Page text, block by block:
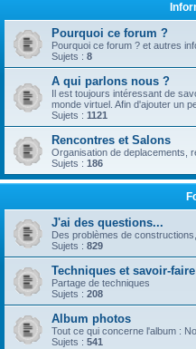
Pourquoi ce forum ?
Pourquoi ce forum ? et autres
Sujets : 8
A qui parlons nous ?
Il est toujours intéressant de
monde virtuel. Afin d'ajouter un
Sujets : 1121
Rencontres et Salons
Organisation de deplacements,
Sujets : 186
J'ai des questions...
Des problèmes de
Sujets : 829
Techniques et savoir-faire
Partage de techniques
Sujets : 208
Album photos
Tout ce qui concerne l'album :
Sujets : 541